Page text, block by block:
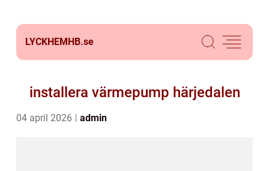
LYCKHEMHB.se
installera värmepump härjedalen
04 april 2026 admin